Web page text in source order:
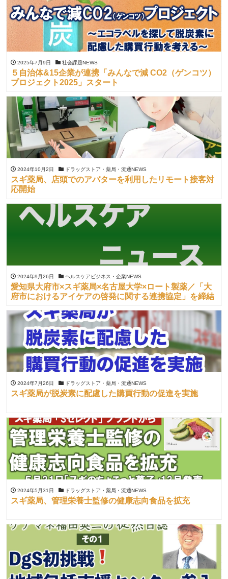
2025年7月9日 社会課題NEWS
５自治体&15企業が連携「みんなで減 CO2（ゲンコツ）
プロジェクト2025」スタート
2024年10月2日 ドラッグストア・薬局・流通NEWS
スギ薬局、店頭でのアバターを利用したリモート接客対
応開始
2024年9月26日 ヘルスケアビジネス・企業NEWS
愛知県大府市×スギ薬局×名古屋大学×ロート製薬／「大
府市におけるアイケアの啓発に関する連携協定」を締結
2024年7月26日 ドラッグストア・薬局・流通NEWS
スギ薬局が脱炭素に配慮した購買行動の促進を実施
2024年5月31日 ドラッグストア・薬局・流通NEWS
スギ薬局、管理栄養士監修の健康志向食品を拡充